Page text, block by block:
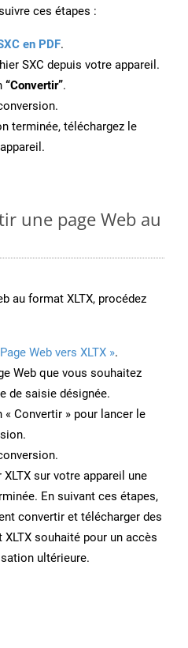
ces étapes :
en PDF.
SXC depuis votre appareil.
“Convertir”.
terminée, téléchargez le
une page Web au
au format XLTX, procédez
Web vers XLTX ».
Web que vous souhaitez
de saisie désignée.
Convertir » pour lancer le
sur votre appareil une
En suivant ces étapes,
convertir et télécharger des
XLTX souhaité pour un accès
ultérieure.